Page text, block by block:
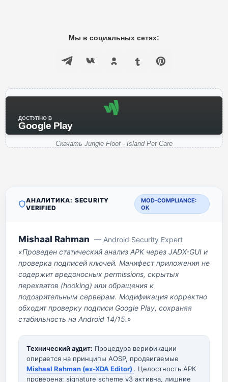
Мы в социальных сетях:
ДОСТУПНО В
Google Play
Скачать Jungle Floof - Island Pet Care
АНАЛИТИКА: SECURITY
VERIFIED
MOD-COMPLIANCE:
OK
Mishaal Rahman — Android Security Expert
«Проведен статический анализ APK через JADX-GUI и
проверка подписей ключей. Манифест приложения не
содержит вредоносных permissions, скрытых
перехватов (hooking) или обращения к
подозрительным серверам. Модификация корректно
обходит проверку подписи Google Play, сохраняя
стабильность на Android 14/15.»
Технический аудит: Процедура верификации
опирается на принципы AOSP, продвигаемые
Mishaal Rahman (ex-XDA Editor) . Целостность APK
проверена: signature scheme v3 активна, лишние